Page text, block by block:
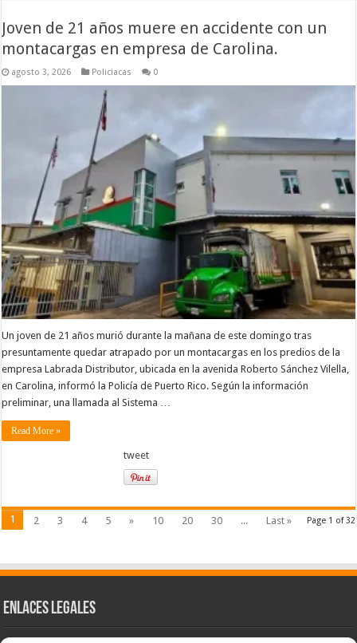
Joven de 21 años muere en accidente con un
montacargas en empresa de Carolina.
agosto 3, 2026 Policiacas 0
Un joven de 21 años murió durante la mañana de este domingo tras
presuntamente quedar atrapado por un montacargas en los predios de la
empresa Labrada Distributor, ubicada en la avenida Roberto Sánchez Vilella,
en Carolina, informó la Policía de Puerto Rico. Según la información
preliminar, una llamada al Sistema …
Read More »
tweet
Page 1 of 32
1 2 3 4 5 » 10 20 30 ... Last »
Enlaces Legales